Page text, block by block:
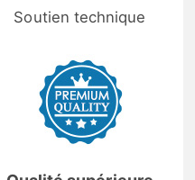
Soutien technique